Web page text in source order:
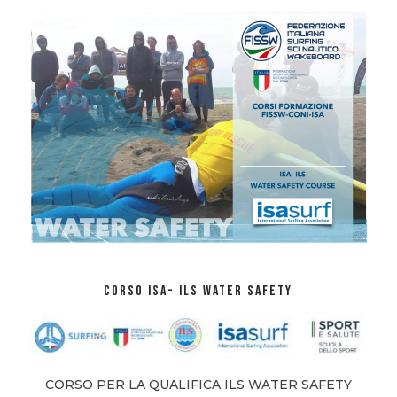
CORSO ISA- ILS WATER SAFETY
CORSO PER LA QUALIFICA ILS WATER SAFETY